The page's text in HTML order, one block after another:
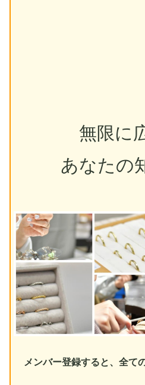
無限に
あなたの
メンバー登録すると、全て